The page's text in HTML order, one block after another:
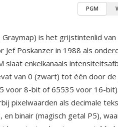
PGM
Graymap) is het grijstintenlid van
Jef Poskanzer in 1988 als
slaat enkelkanaals
van 0 (zwart) tot één door
voor 8-bit of 65535 voor 16-
pixelwaarden als decimale
binair (magisch getal P5),